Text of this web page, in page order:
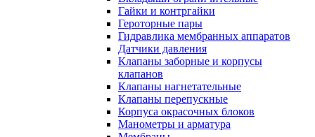
Гайки и контргайки
Героторные пары
Гидравлика мембранных аппаратов
Датчики давления
Клапаны заборные и корпусы
клапанов
Клапаны нагнетательные
Клапаны перепускные
Корпуса окрасочных блоков
Манометры и арматура